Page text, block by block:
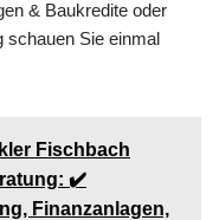
& Baukredite oder
schauen Sie einmal
Fischbach
✔️
Finanzanlagen,